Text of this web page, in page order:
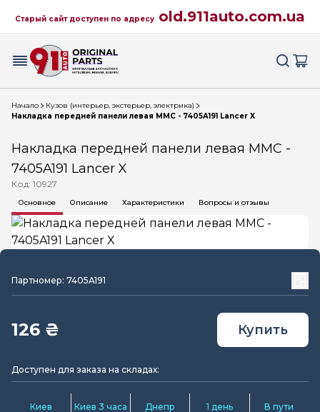
Старый сайт доступен по адресу old.911auto.com.ua
Начало
Кузов (интерьер, экстерьер, электрика)
Накладка передней панели левая MMC - 7405A191 Lancer X
Накладка передней панели левая MMC -
7405A191 Lancer X
Код: 10927
Основное Описание Характеристики Вопросы и отзывы
Партномер: 7405A191
126 ₴ Купить
Доступен для заказа на складах:
Киев Киев 3 часа Днепр 1 день В пути